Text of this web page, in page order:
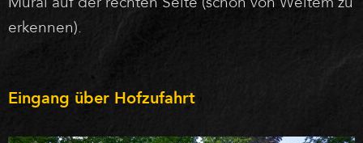
erkennen).
Eingang über Hofzufahrt